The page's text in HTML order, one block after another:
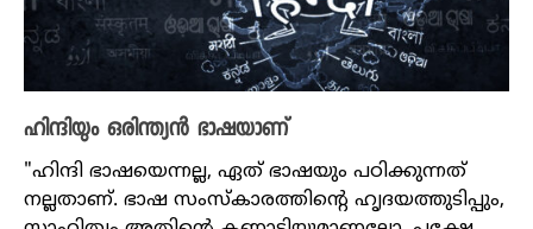
ഹിന്ദിയും ഒരിന്ത്യൻ ഭാഷയാണ്
"ഹിന്ദി ഭാഷയെന്നല്ല, ഏത് ഭാഷയും പഠിക്കുന്നത്
നല്ലതാണ്. ഭാഷ സംസ്കാരത്തിന്റെ ഹൃദയത്തുടിപ്പും,